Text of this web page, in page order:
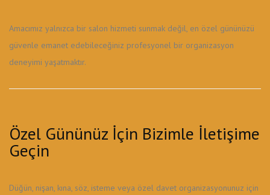
Amacımız yalnızca bir salon hizmeti sunmak değil, en özel gününüzü
güvenle emanet edebileceğiniz profesyonel bir organizasyon
deneyimi yaşatmaktır.
Özel Gününüz İçin Bizimle İletişime
Geçin
Düğün, nişan, kına, söz, isteme veya özel davet organizasyonunuz için